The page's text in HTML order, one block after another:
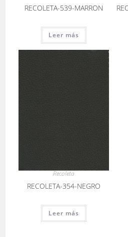
RECOLETA-539-MARRON
Leer más
Recoleta
RECOLETA-354-NEGRO
Leer más